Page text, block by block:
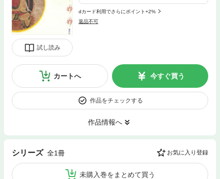
試し読み
dカード利用でさらにポイント+2%
返品不可
カートへ 今すぐ買う
作品をチェックする
作品情報へ
シリーズ 全1冊 お気に入り登録
未購入巻をまとめて買う